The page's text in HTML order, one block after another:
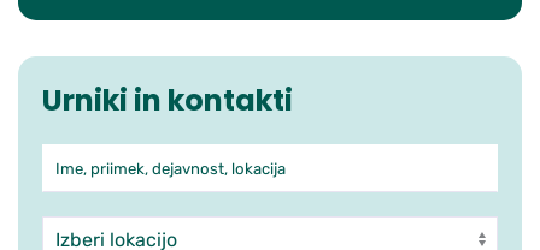
Urniki in kontakti
Iskanje po ambulantah in
Ime, priimek, dejavnost, lokacija
Enota